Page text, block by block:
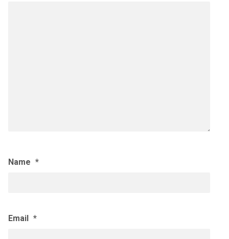
Name *
Email *